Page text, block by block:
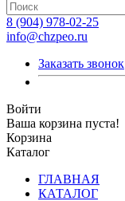
8 (904) 978-02-25
info@chzpeo.ru
Заказать звонок
Войти
Ваша корзина пуста!
Корзина
Каталог
ГЛАВНАЯ
КАТАЛОГ